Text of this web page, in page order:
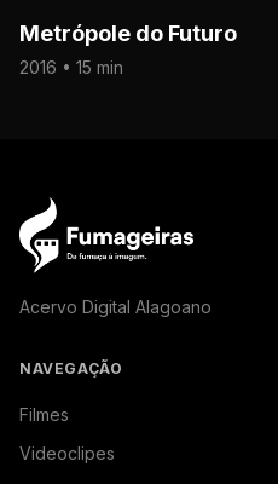
Metrópole do Futuro
2016 • 15 min
Acervo Digital Alagoano
NAVEGAÇÃO
Filmes
Videoclipes